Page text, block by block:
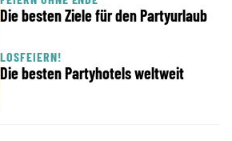
Die besten Ziele für den Partyurlaub
LOSFEIERN!
Die besten Partyhotels weltweit